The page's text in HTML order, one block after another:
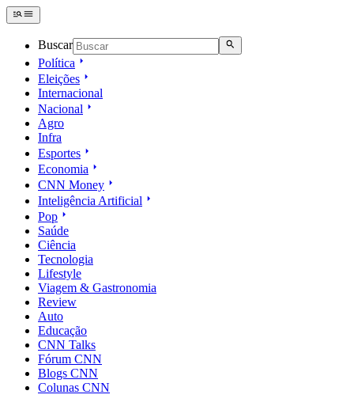
Buscar
Política
Eleições
Internacional
Nacional
Agro
Infra
Esportes
Economia
CNN Money
Inteligência Artificial
Pop
Saúde
Ciência
Tecnologia
Lifestyle
Viagem & Gastronomia
Review
Auto
Educação
CNN Talks
Fórum CNN
Blogs CNN
Colunas CNN